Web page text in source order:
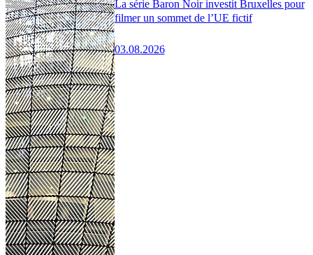
La série Baron Noir investit Bruxelles pour
filmer un sommet de l’UE fictif
03.08.2026